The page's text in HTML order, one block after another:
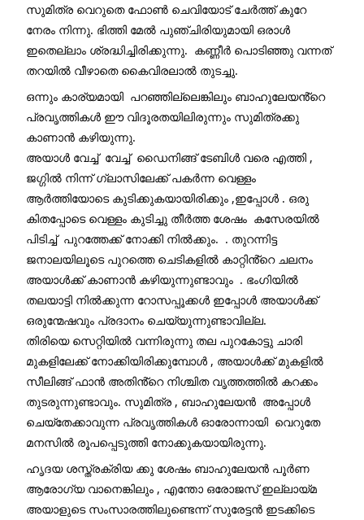
സുമിത്ര വെറുതെ ഫോൺ ചെവിയോട് ചേർത്ത് കുറേ
നേരം നിന്നു. ഭിത്തി മേൽ പുഞ്ചിരിയുമായി ഒരാൾ
ഇതെല്ലാം ശ്രദ്ധിച്ചിരിക്കുന്നു.  കണ്ണീർ പൊടിഞ്ഞു വന്നത്
തറയിൽ വീഴാതെ കൈവിരലാൽ തുടച്ചു.
ഒന്നും കാര്യമായി  പറഞ്ഞില്ലെങ്കിലും ബാഹുലേയൻ്റെ
പ്രവൃത്തികൾ ഈ വിദൂരതയിലിരുന്നും സുമിത്രക്കു
കാണാൻ കഴിയുന്നു.
അയാൾ വേച്ച്  വേച്ച്  ഡൈനിങ്ങ് ടേബിൾ വരെ എത്തി ,
ജഗ്ഗിൽ നിന്ന് ഗ്ലാസിലേക്ക് പകർന്ന വെള്ളം
ആർത്തിയോടെ കുടിക്കുകയായിരിക്കും ,ഇപ്പോൾ . ഒരു
കിതപ്പോടെ വെള്ളം കുടിച്ചു തീർത്ത ശേഷം  കസേരയിൽ
പിടിച്ച്  പുറത്തേക്ക് നോക്കി നിൽക്കും.  . തുറന്നിട്ട
ജനാലയിലൂടെ പുറത്തെ ചെടികളിൽ കാറ്റിൻ്റെ ചലനം
അയാൾക്ക് കാണാൻ കഴിയുന്നുണ്ടാവും  . ഭംഗിയിൽ
തലയാട്ടി നിൽക്കുന്ന റോസപ്പൂക്കൾ ഇപ്പോൾ അയാൾക്ക്
ഒരുന്മേഷവും പ്രദാനം ചെയ്യുന്നുണ്ടാവില്ല.
തിരിയെ സെറ്റിയിൽ വന്നിരുന്നു തല പുറകോട്ടു ചാരി
മുകളിലേക്ക് നോക്കിയിരിക്കുമ്പോൾ , അയാൾക്ക് മുകളിൽ
സീലിങ്ങ് ഫാൻ അതിൻ്റെ നിശ്ചിത വൃത്തത്തിൽ കറക്കം
തുടരുന്നുണ്ടാവും. സുമിത്ര , ബാഹുലേയൻ  അപ്പോൾ
ചെയ്തേക്കാവുന്ന പ്രവൃത്തികൾ ഓരോന്നായി  വെറുതേ
മനസിൽ രൂപപ്പെടുത്തി നോക്കുകയായിരുന്നു.
ഹൃദയ ശസ്ത്രക്രിയ ക്കു ശേഷം ബാഹുലേയൻ പൂർണ
ആരോഗ്യ വാനെങ്കിലും , എന്തോ ഒരോജസ് ഇല്ലായ്മ
അയാളുടെ സംസാരത്തിലുണ്ടെന്ന് സുരേട്ടൻ ഇടക്കിടെ